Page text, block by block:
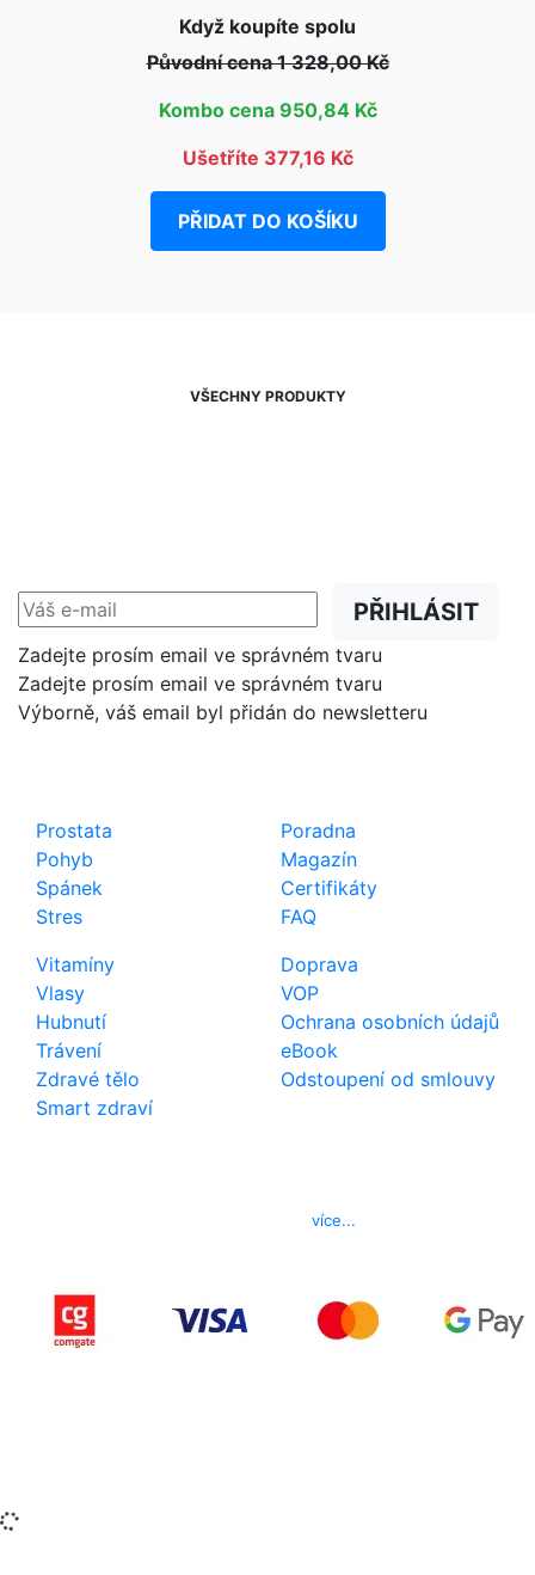
Když koupíte spolu
Původní cena 1 328,00 Kč
Kombo cena 950,84 Kč
Ušetříte 377,16 Kč
PŘIDAT DO KOŠÍKU
VŠECHNY PRODUKTY
PŘIHLÁSIT
Zadejte prosím email ve správném tvaru
Zadejte prosím email ve správném tvaru
Výborně, váš email byl přidán do newsletteru
Prostata
Pohyb
Spánek
Stres
Vitamíny
Vlasy
Hubnutí
Trávení
Zdravé tělo
Smart zdraví
Poradna
Magazín
Certifikáty
FAQ
Doprava
VOP
Ochrana osobních údajů
eBook
Odstoupení od smlouvy
více...